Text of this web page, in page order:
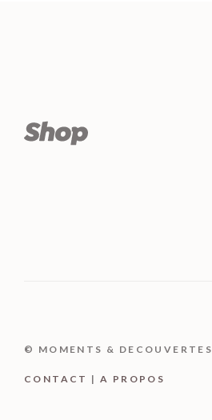
© MOMENTS & DECOUVERTES
CONTACT |A PROPOS